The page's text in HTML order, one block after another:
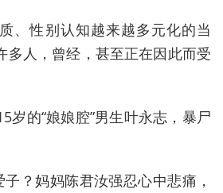
、性别认知越来越多元化的当
多人，曾经，甚至正在因此而受
岁的“娘娘腔”男生叶永志，暴尸
子？妈妈陈君汝强忍心中悲痛，